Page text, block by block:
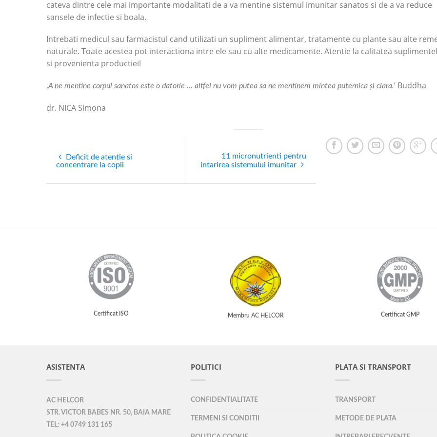
cateva dintre cele mai importante modalitati de a va mentine sistemul imunitar sanatos si de a va reduce
sansele de infectie si boala.
Intrebati medicul sau farmacistul cand utilizati un supliment alimentar, tratamente cu plante sau alte
naturale. Toate acestea pot interactiona intre ele sau cu alte medicamente. Atentie la calitatea
si provenienta productiei!
‚A ne mentine corpul sanatos este o datorie … altfel nu vom putea sa ne mentinem mintea puternica și clara.’ Buddha
dr. NICA Simona
Deficit de atentie si
concentrare la copii
11 micronutrienti pentru
intarirea sistemului imunitar
Certificat ISO Membru AC HELCOR Certificat GMP
ASISTENTA
AC HELCOR
STR. VICTOR BABES NR. 50, BAIA MARE
TEL: +4 0749 131 165
POLITICI
CONFIDENTIALITATE
TERMENI SI CONDITII
PLATA SI TRANSPORT
TRANSPORT
METODE DE PLATA